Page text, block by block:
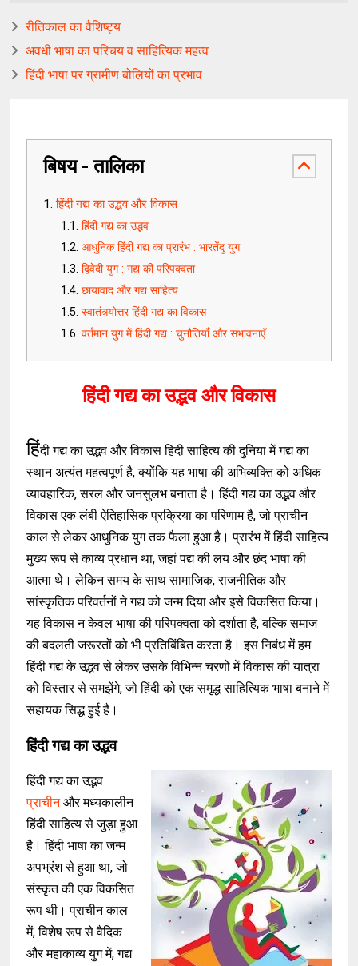
रीतिकाल का वैशिष्ट्य
अवधी भाषा का परिचय व साहित्यिक महत्व
हिंदी भाषा पर ग्रामीण बोलियों का प्रभाव
बिषय - तालिका
हिंदी गद्य का उद्भव और विकास
हिंदी गद्य का उद्भव
आधुनिक हिंदी गद्य का प्रारंभ : भारतेंदु युग
द्विवेदी युग : गद्य की परिपक्वता
छायावाद और गद्य साहित्य
स्वातंत्र्योत्तर हिंदी गद्य का विकास
वर्तमान युग में हिंदी गद्य : चुनौतियाँ और संभावनाएँ
हिंदी गद्य का उद्भव और विकास
हिंदी गद्य का उद्भव और विकास हिंदी साहित्य की दुनिया में गद्य का
स्थान अत्यंत महत्वपूर्ण है, क्योंकि यह भाषा की अभिव्यक्ति को अधिक
व्यावहारिक, सरल और जनसुलभ बनाता है। हिंदी गद्य का उद्भव और
विकास एक लंबी ऐतिहासिक प्रक्रिया का परिणाम है, जो प्राचीन
काल से लेकर आधुनिक युग तक फैला हुआ है। प्रारंभ में हिंदी साहित्य
मुख्य रूप से काव्य प्रधान था, जहां पद्य की लय और छंद भाषा की
आत्मा थे। लेकिन समय के साथ सामाजिक, राजनीतिक और
सांस्कृतिक परिवर्तनों ने गद्य को जन्म दिया और इसे विकसित किया।
यह विकास न केवल भाषा की परिपक्वता को दर्शाता है, बल्कि समाज
की बदलती जरूरतों को भी प्रतिबिंबित करता है। इस निबंध में हम
हिंदी गद्य के उद्भव से लेकर उसके विभिन्न चरणों में विकास की यात्रा
को विस्तार से समझेंगे, जो हिंदी को एक समृद्ध साहित्यिक भाषा बनाने में
सहायक सिद्ध हुई है।
हिंदी गद्य का उद्भव
हिंदी गद्य का उद्भव
प्राचीनऔर मध्यकालीन
हिंदी साहित्य से जुड़ा हुआ
है। हिंदी भाषा का जन्म
अपभ्रंश से हुआ था, जो
संस्कृत की एक विकसित
रूप थी। प्राचीन काल
में, विशेष रूप से वैदिक
और महाकाव्य युग में, गद्य